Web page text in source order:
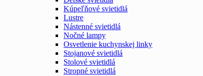
Kúpeľňové svietidlá
Lustre
Nástenné svietidlá
Nočné lampy
Osvetlenie kuchynskej linky
Stojanové svietidlá
Stolové svietidlá
Stropné svietidlá